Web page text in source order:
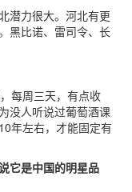
力很大。河北有更
黑比诺、雷司令、长
每周三天，有点收
没人听说过葡萄酒课
年左右，才能固定有
它是中国的明星品